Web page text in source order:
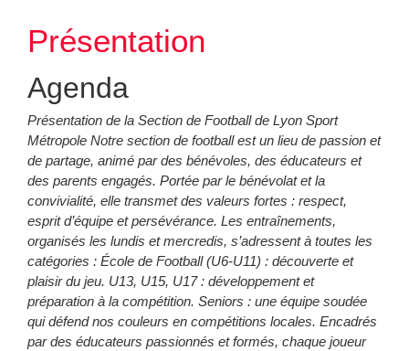
Nos sections sportives
Présentation
Agenda
Présentation de la Section de Football de Lyon Sport
Métropole Notre section de football est un lieu de passion et
de partage, animé par des bénévoles, des éducateurs et
des parents engagés. Portée par le bénévolat et la
convivialité, elle transmet des valeurs fortes : respect,
esprit d’équipe et persévérance. Les entraînements,
organisés les lundis et mercredis, s’adressent à toutes les
catégories : École de Football (U6-U11) : découverte et
plaisir du jeu. U13, U15, U17 : développement et
préparation à la compétition. Seniors : une équipe soudée
qui défend nos couleurs en compétitions locales. Encadrés
par des éducateurs passionnés et formés, chaque joueur